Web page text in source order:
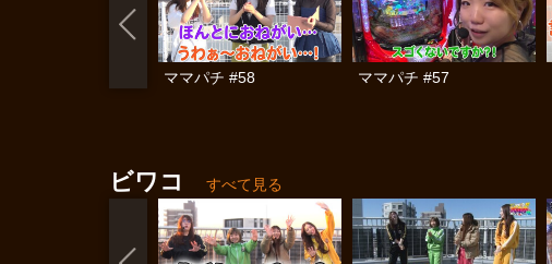
ママパチ #58 ママパチ #57
ビワコ すべて見る